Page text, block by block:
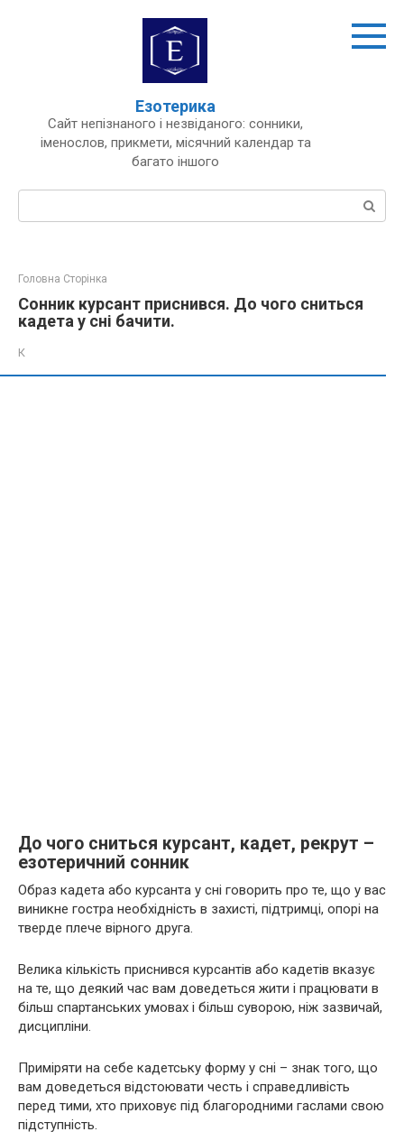
Езотерика
Сайт непізнаного і незвіданого: сонники,
іменослов, прикмети, місячний календар та
багато іншого
Пошук:
Головна Сторінка
Сонник курсант приснився. До чого сниться
кадета у сні бачити.
К
До чого сниться курсант, кадет, рекрут –
езотеричний сонник
Образ кадета або курсанта у сні говорить про те, що у вас
виникне гостра необхідність в захисті, підтримці, опорі на
тверде плече вірного друга.
Велика кількість приснився курсантів або кадетів вказує
на те, що деякий час вам доведеться жити і працювати в
більш спартанських умовах і більш суворою, ніж зазвичай,
дисципліни.
Приміряти на себе кадетську форму у сні – знак того, що
вам доведеться відстоювати честь і справедливість
перед тими, хто приховує під благородними гаслами свою
підступність.